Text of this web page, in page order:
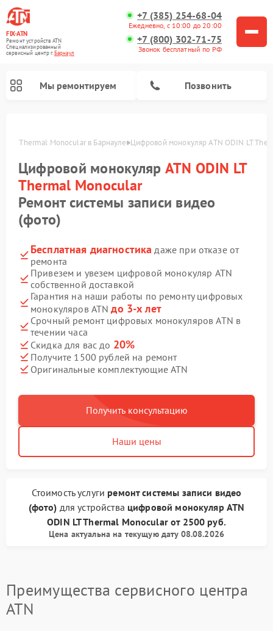
FIX-ATN
Ремонт устройств ATN
Специализированный
cервисный центр г.Барнаул
+7 (385) 254-68-04
Ежедневно, с 10:00 до 20:00
+7 (800) 302-71-75
Звонок бесплатный по РФ
Мы ремонтируем Позвонить
LT Thermal Monocular в Барнауле Цифровой монокуляр ATN ODIN LT
Цифровой монокуляр ATN ODIN LT
Thermal Monocular
Ремонт системы записи видео
(фото)
Бесплатная диагностика даже при отказе от
ремонта
Привезем и увезем цифровой монокуляр ATN
собственной доставкой
Гарантия на наши работы по ремонту цифровых
монокуляров ATNдо 3-х лет
Срочный ремонт цифровых монокуляров ATN в
течении часа
Скидка для вас до 20%
Получите 1500 рублей на ремонт
Оригинальные комплектующие ATN
Получить консультацию
Наши цены
Стоимость услуги ремонт системы записи видео
(фото) для устройства цифровой монокуляр ATN
ODIN LT Thermal Monocularот 2500 руб.
Цена актуальна на текущую дату 08.08.2026
Преимущества сервисного центра
ATN